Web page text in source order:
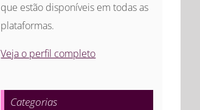
que estão disponíveis em todas as
plataformas.
Veja o perfil completo
Categorias